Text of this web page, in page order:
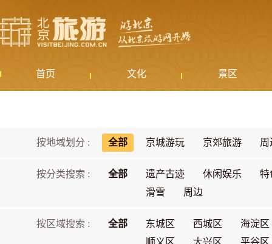
首页 文化 景区
按地域划分 : 全部 京城游玩 京郊旅游 周
按分类搜索 : 全部 遗产古迹 休闲娱乐
特
滑雪
周边
按区域搜索 : 全部 东城区 西城区
海淀区
顺义区
大兴区 平谷区